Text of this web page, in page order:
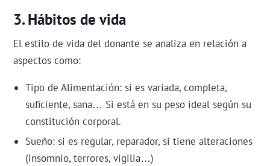
Hábitos de vida
El estilo de vida del donante se analiza en relación a
aspectos como:
Tipo de Alimentación: si es variada, completa,
suficiente, sana… Si está en su peso ideal según su
constitución corporal.
Sueño: si es regular, reparador, si tiene alteraciones
(insomnio, terrores, vigilia…)